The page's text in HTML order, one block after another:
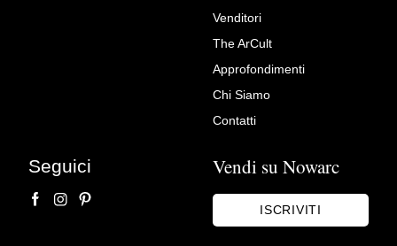
Richiedi Maggiori Info su
Scrittoio Italiano Anni 80 In
Rovere Scrivania Vintage
Minimale
Venditori
The ArCult
Approfondimenti
Chi Siamo
Contatti
Seguici Vendi su Nowarc
ISCRIVITI